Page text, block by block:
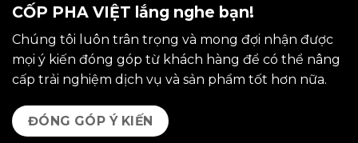
CỐP PHA VIỆT lắng nghe bạn!
Chúng tôi luôn trân trọng và mong đợi nhận được
mọi ý kiến đóng góp từ khách hàng để có thể nâng
cấp trải nghiệm dịch vụ và sản phẩm tốt hơn nữa.
ĐÓNG GÓP Ý KIẾN